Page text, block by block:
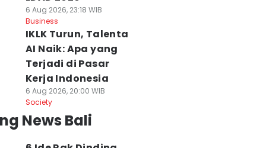
6 Aug 2026, 23:18 WIB
Business
IKLK Turun, Talenta
AI Naik: Apa yang
Terjadi di Pasar
Kerja Indonesia
6 Aug 2026, 20:00 WIB
Society
News Bali